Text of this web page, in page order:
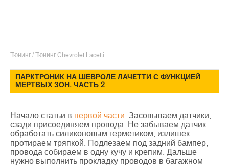
Тюнинг / Тюнинг Chevrolet Lacetti
ПАРКТРОНИК НА ШЕВРОЛЕ ЛАЧЕТТИ С ФУНКЦИЕЙ
МЕРТВЫХ ЗОН. ЧАСТЬ 2
Начало статьи в первой части . Засовываем датчики,
сзади присоединяем провода. Не забываем датчик
обработать силиконовым герметиком, излишек
протираем тряпкой. Подлезаем под задний бампер,
провода собираем в одну кучу и крепим. Дальше
нужно выполнить прокладку проводов в багажном